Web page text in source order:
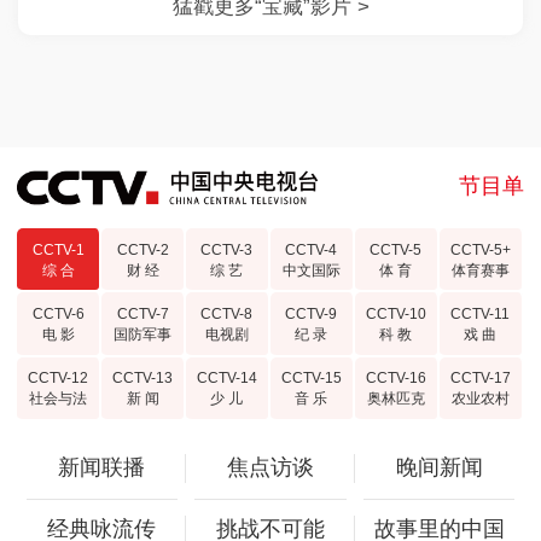
节目单
CCTV-1
综 合
CCTV-2
财 经
CCTV-3
综 艺
CCTV-4
中文国际
CCTV-5
体 育
CCTV-5+
体育赛事
CCTV-6
电 影
CCTV-7
国防军事
CCTV-8
电视剧
CCTV-9
纪 录
CCTV-10
科 教
CCTV-11
戏 曲
CCTV-12
社会与法
CCTV-13
新 闻
CCTV-14
少 儿
CCTV-15
音 乐
CCTV-16
奥林匹克
CCTV-17
农业农村
新闻联播 焦点访谈 晚间新闻
经典咏流传 挑战不可能 故事里的中国